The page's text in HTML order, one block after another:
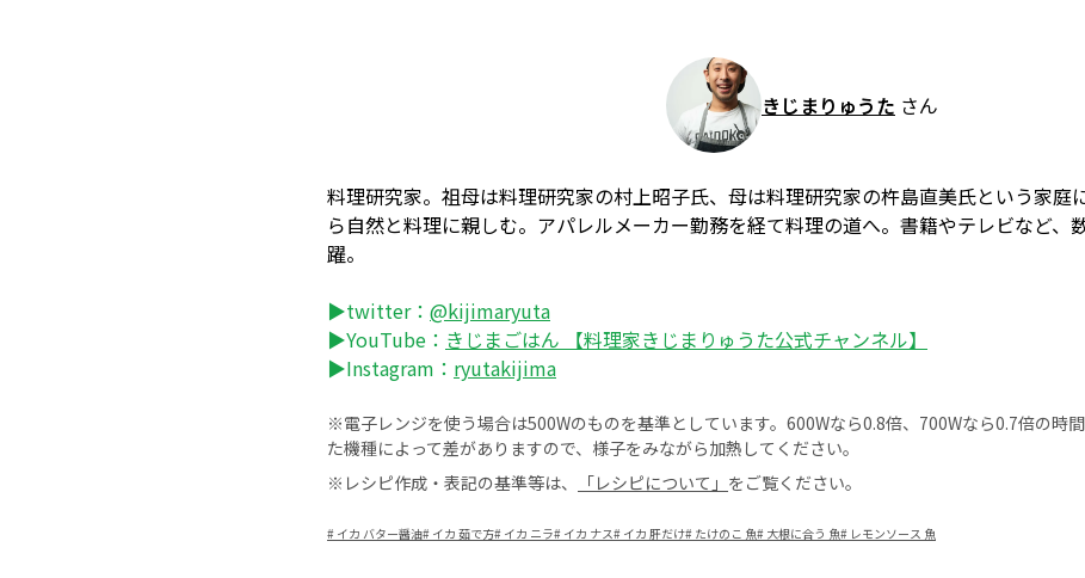
きじまりゅうた さん
料理研究家。祖母は料理研究家の村上昭子氏、母は料理研究家の杵島直美氏という家庭
ら自然と料理に親しむ。アパレルメーカー勤務を経て料理の道へ。書籍やテレビなど、
躍。
▶twitter： @kijimaryuta
▶YouTube： きじまごはん 【料理家きじまりゅうた公式チャンネル】
▶Instagram： ryutakijima
※電子レンジを使う場合は500Wのものを基準としています。600Wなら0.8倍、700Wなら0.7倍の時
た機種によって差がありますので、様子をみながら加熱してください。
※レシピ作成・表記の基準等は、
「レシピについて」 をご覧ください。
# イカ バター醤油# イカ 茹で方# イカ ニラ# イカ ナス# イカ 肝だけ# たけのこ 魚# 大根に合う 魚# レモンソース 魚